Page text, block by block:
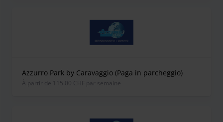
Azzurro Park by Caravaggio (Paga in parcheggio)
À partir de 115.00 CHF par semaine